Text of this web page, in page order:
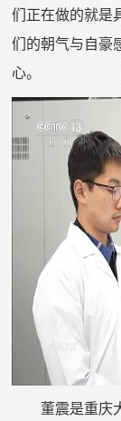
们正在做的就是
们的朝气与自豪
心。
董震是重庆